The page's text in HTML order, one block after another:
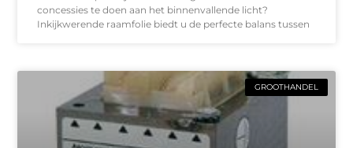
concessies te doen aan het binnenvallende licht?
Inkijkwerende raamfolie biedt u de perfecte balans tussen
GROOTHANDEL